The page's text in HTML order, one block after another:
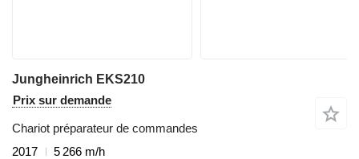
Jungheinrich EKS210
Prix sur demande
Chariot préparateur de commandes
2017
5 266 m/h